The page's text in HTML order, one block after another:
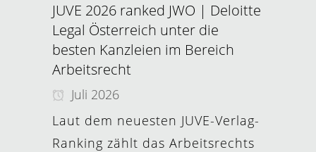
JUVE 2026 ranked JWO | Deloitte
Legal Österreich unter die
besten Kanzleien im Bereich
Arbeitsrecht
Juli 2026
Laut dem neuesten JUVE-Verlag-
Ranking zählt das Arbeitsrechts